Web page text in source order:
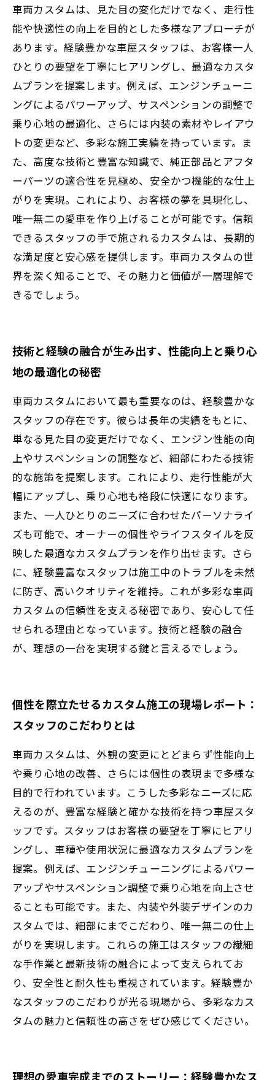
車両カスタムは、見た目の変化だけでなく、走行性
能や快適性の向上を目的とした多様なアプローチが
あります。経験豊かな車屋スタッフは、お客様一人
ひとりの要望を丁寧にヒアリングし、最適なカスタ
ムプランを提案します。例えば、エンジンチューニ
ングによるパワーアップ、サスペンションの調整で
乗り心地の最適化、さらには内装の素材やレイアウ
トの変更など、多彩な施工実績を持っています。ま
た、高度な技術と豊富な知識で、純正部品とアフタ
ーパーツの適合性を見極め、安全かつ機能的な仕上
がりを実現。これにより、お客様の夢を具現化し、
唯一無二の愛車を作り上げることが可能です。信頼
できるスタッフの手で施されるカスタムは、長期的
な満足度と安心感を提供します。車両カスタムの世
界を深く知ることで、その魅力と価値が一層理解で
きるでしょう。
技術と経験の融合が生み出す、性能向上と乗り心
地の最適化の秘密
車両カスタムにおいて最も重要なのは、経験豊かな
スタッフの存在です。彼らは長年の実績をもとに、
単なる見た目の変更だけでなく、エンジン性能の向
上やサスペンションの調整など、細部にわたる技術
的な施策を提案します。これにより、走行性能が大
幅にアップし、乗り心地も格段に快適になります。
また、一人ひとりのニーズに合わせたパーソナライ
ズも可能で、オーナーの個性やライフスタイルを反
映した最適なカスタムプランを作り出せます。さら
に、経験豊富なスタッフは施工中のトラブルを未然
に防ぎ、高いクオリティを維持。これが多彩な車両
カスタムの信頼性を支える秘密であり、安心して任
せられる理由となっています。技術と経験の融合
が、理想の一台を実現する鍵と言えるでしょう。
個性を際立たせるカスタム施工の現場レポート：
スタッフのこだわりとは
車両カスタムは、外観の変更にとどまらず性能向上
や乗り心地の改善、さらには個性の表現まで多様な
目的で行われています。こうした多彩なニーズに応
えるのが、豊富な経験と確かな技術を持つ車屋スタ
ッフです。スタッフはお客様の要望を丁寧にヒアリ
ングし、車種や使用状況に最適なカスタムプランを
提案。例えば、エンジンチューニングによるパワー
アップやサスペンション調整で乗り心地を向上させ
ることも可能です。また、内装や外装デザインのカ
スタムでは、細部にまでこだわり、唯一無二の仕上
がりを実現します。これらの施工はスタッフの繊細
な手作業と最新技術の融合によって支えられてお
り、安全性と耐久性も重視されています。経験豊か
なスタッフのこだわりが光る現場から、多彩なカス
タムの魅力と信頼性の高さをぜひ感じてください。
理想の愛車完成までのストーリー：経験豊かなス